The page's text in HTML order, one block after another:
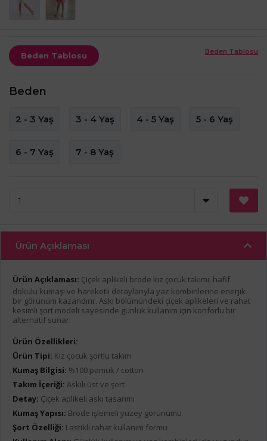
Beden Tablosu
Beden Tablosu
Beden
2 - 3 Yaş 3 - 4 Yaş 4 - 5 Yaş 5 - 6 Yaş
6 - 7 Yaş 7 - 8 Yaş
Ürün Açıklaması
Ürün Açıklaması: Çiçek aplikeli brode kız çocuk takımı, hafif
dokulu kumaşı ve hareketli detaylarıyla yaz kombinlerine enerjik
bir görünüm kazandırır. Askı bölümündeki çiçek aplikeleri ve rahat
kesimli şort modeli sayesinde günlük kullanım için konforlu bir
alternatif sunar.
Ürün Özellikleri:
Ürün Tipi: Kız çocuk şortlu takım
Kumaş Bilgisi: %100 pamuk / cotton
Takım İçeriği: Askılı üst ve şort
Detay: Çiçek aplikeli askı tasarımı
Kumaş Yapısı: Brode işlemeli yüzey görünümü
Şort Özelliği: Lastikli rahat kullanım formu